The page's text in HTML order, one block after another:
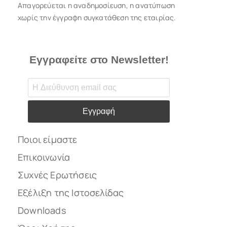
Απαγορεύεται η αναδημοσίευση, η ανατύπωση
χωρίς την έγγραφη συγκατάθεση της εταιρίας.
Εγγραφείτε στο Newsletter!
Εγγραφή
Ποιοι είμαστε
Επικοινωνία
Συχνές Ερωτήσεις
Εξέλιξη της Ιστοσελίδας
Downloads